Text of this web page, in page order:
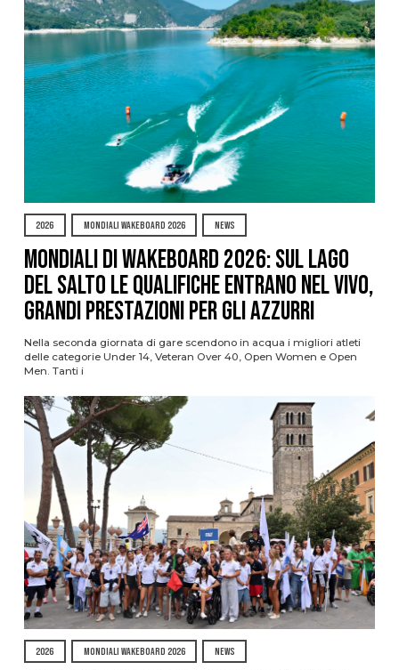
2026 MONDIALI WAKEBOARD 2026 NEWS
Mondiali di Wakeboard 2026: sul Lago
del Salto le qualifiche entrano nel vivo,
grandi prestazioni per gli azzurri
Nella seconda giornata di gare scendono in acqua i migliori atleti
delle categorie Under 14, Veteran Over 40, Open Women e Open
Men. Tanti i
2026 MONDIALI WAKEBOARD 2026 NEWS